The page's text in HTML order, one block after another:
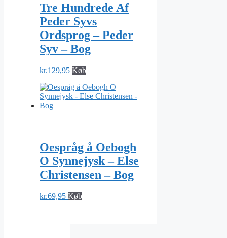
Tre Hundrede Af
Peder Syvs
Ordsprog – Peder
Syv – Bog
kr.129,95 Køb
Oespråg å Oebogh
O Synnejysk – Else
Christensen – Bog
kr.69,95 Køb